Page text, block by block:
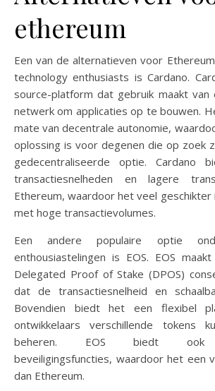
ethereum
Een van de alternatieven voor
technology enthusiasts is Cardano.
source-platform dat gebruik maakt
netwerk om applicaties op te bouwen.
mate van decentrale autonomie,
oplossing is voor degenen die op zoek
gedecentraliseerde optie. Cardano
transactiesnelheden en lagere
Ethereum, waardoor het veel geschikter
met hoge transactievolumes.
Een andere populaire optie
enthousiastelingen is EOS. EOS
Delegated Proof of Stake (DPOS)
dat de transactiesnelheid en
Bovendien biedt het een flexibel
ontwikkelaars verschillende tokens
beheren. EOS biedt ook
beveiligingsfuncties, waardoor het een
dan Ethereum.